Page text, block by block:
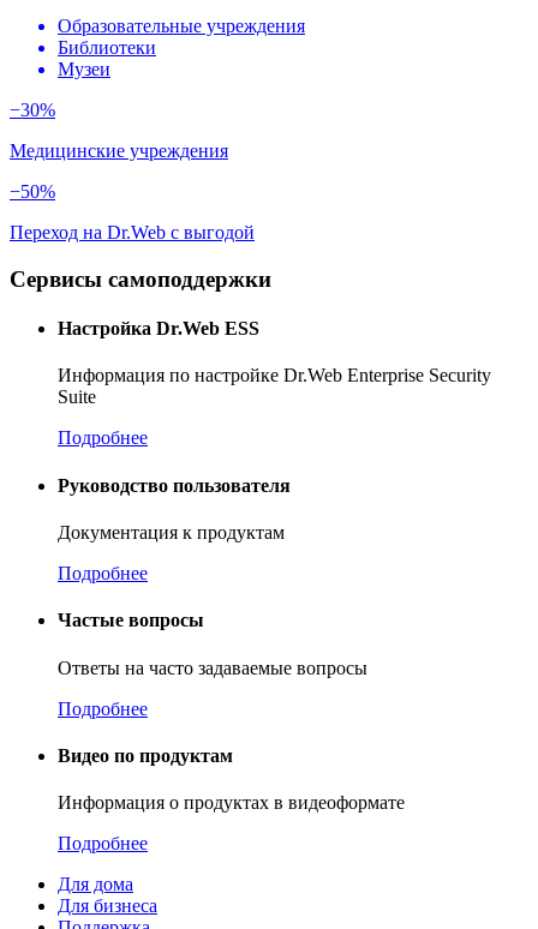
Образовательные учреждения
Библиотеки
Музеи
−30%
Медицинские учреждения
−50%
Переход на Dr.Web с выгодой
Сервисы самоподдержки
Настройка Dr.Web ESS
Информация по настройке Dr.Web Enterprise Security
Suite
Подробнее
Руководство пользователя
Документация к продуктам
Подробнее
Частые вопросы
Ответы на часто задаваемые вопросы
Подробнее
Видео по продуктам
Информация о продуктах в видеоформате
Подробнее
Для дома
Для бизнеса